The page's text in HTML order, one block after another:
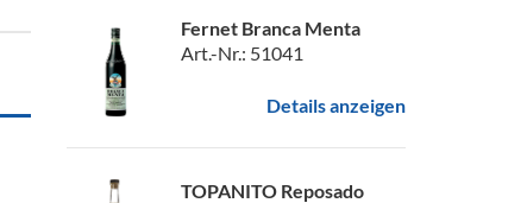
Fernet Branca Menta
Art.-Nr.: 51041
Details anzeigen
TOPANITO Reposado